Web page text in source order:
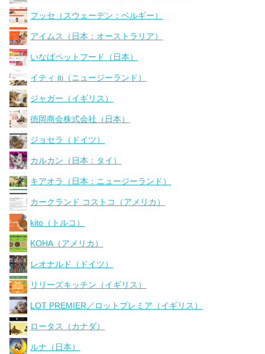
フッセ（スウェーデン：ベルギー）
アイムス（日本：オーストラリア）
いなばペットフード（日本）
イティ iti（ニュージーランド）
ジャガー（イギリス）
徳岡商会株式会社（日本）
ジョセラ（ドイツ）
カルカン（日本：タイ）
キアオラ（日本：ニュージーランド）
カークランド コストコ（アメリカ）
kito（トルコ）
KOHA（アメリカ）
レオナルド（ドイツ）
リリーズキッチン（イギリス）
LOT PREMIER／ロットプレミア（イギリス）
ロータス（カナダ）
ルナ（日本）